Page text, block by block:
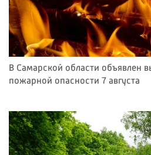
В Самарской области объявлен
пожарной опасности 7 августа